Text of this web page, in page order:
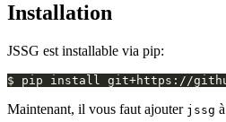
Installation
JSSG est installable via pip:
$ pip install
Maintenant, il vous faut ajouter jssg